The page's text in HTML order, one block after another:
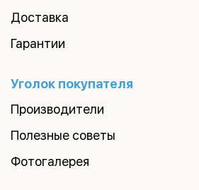
Доставка
Гарантии
Уголок покупателя
Производители
Полезные советы
Фотогалерея